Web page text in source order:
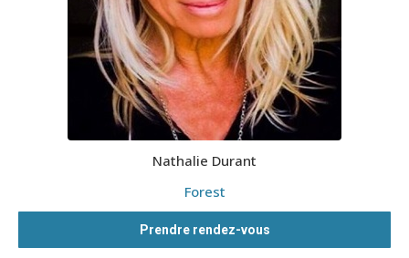
Nathalie Durant
Forest
Prendre rendez-vous